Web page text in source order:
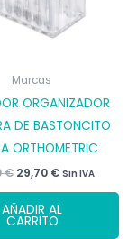
Marcas
ORGANIZADOR
DE BASTONCITO
ORTHOMETRIC
€ El
original
era:
54,00 €.
29,70 €El
es:
Sin IVA
AÑADIR AL
CARRITO